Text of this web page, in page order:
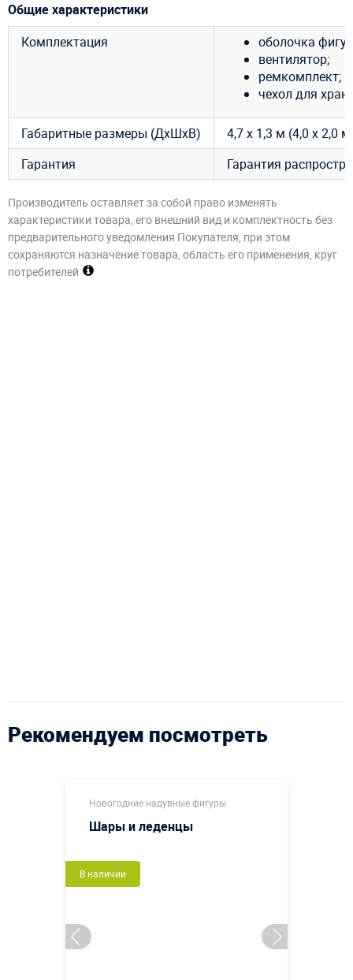
Общие характеристики
Комплектация
оболочка
вентилятор;
ремкомплект;
чехол для
Габаритные размеры (ДхШхВ)
4,7 х 1,3 м (4,0 х 2,0
Гарантия
Гарантия
Производитель оставляет за собой право изменять
характеристики товара, его внешний вид и комплектность без
предварительного уведомления Покупателя, при этом
сохраняются назначение товара, область его применения, круг
потребителей
Рекомендуем посмотреть
Новогодние надувные фигуры
Шары и леденцы
В наличии